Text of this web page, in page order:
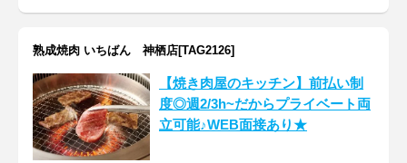
熟成焼肉 いちばん 神栖店[TAG2126]
【焼き肉屋のキッチン】前払い制
度◎週2/3h~だからプライベート両
立可能♪WEB面接あり★